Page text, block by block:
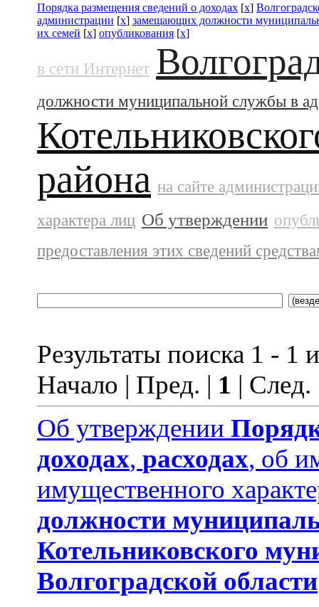
Порядка размещения сведений о доходах [x]
администрации [x] замещающих должности
их семей [x] опубликования [x]
в сети Интернет
должности муниципальной службы в
района на сайте
характера лиц Об утверждении
предоставления этих сведений
Результаты поиска 1 - 1
Начало | Пред. | 1 |
Об утверждении
доходах, расходах, об
имущественного
должности
Котельниковского
Волгоградской области